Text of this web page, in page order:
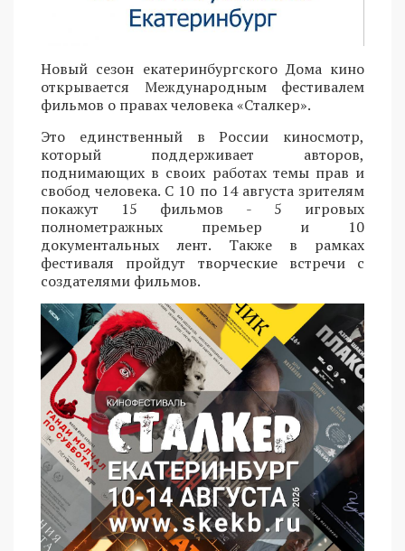
Новый сезон екатеринбургского Дома кино
открывается Международным фестивалем
фильмов о правах человека «Сталкер».
Это единственный в России киносмотр,
который поддерживает авторов,
поднимающих в своих работах темы прав и
свобод человека. С 10 по 14 августа зрителям
покажут 15 фильмов - 5 игровых
полнометражных премьер и 10
документальных лент. Также в рамках
фестиваля пройдут творческие встречи с
создателями фильмов.